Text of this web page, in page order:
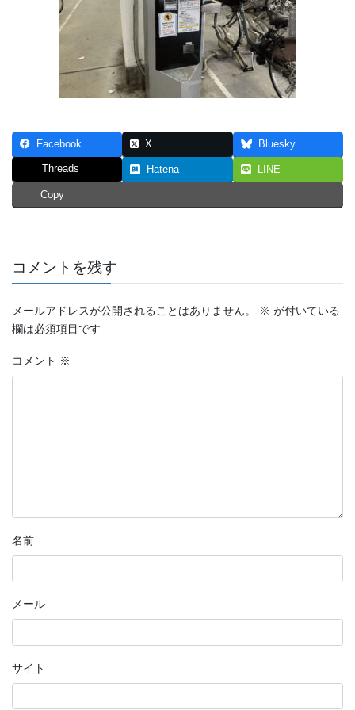
Facebook X Bluesky
Threads Hatena LINE
Copy
コメントを残す
メールアドレスが公開されることはありません。 ※ が付いている
欄は必須項目です
コメント ※
名前
メール
サイト